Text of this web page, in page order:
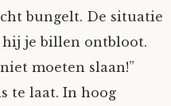
bungelt. De situatie
je billen ontbloot.
moeten slaan!”
te laat. In hoog